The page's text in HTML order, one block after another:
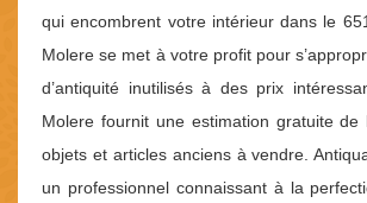
qui encombrent votre intérieur dans le
Molere se met à votre profit pour
d’antiquité inutilisés à des prix
Molere fournit une estimation gratuite
objets et articles anciens à vendre.
un professionnel connaissant à la